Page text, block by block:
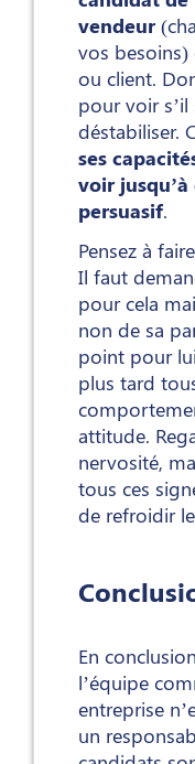
vendeur
vos besoins)
ou client.
pour voir s’il
déstabiliser.
ses
voir
persuasif.
Pensez à
Il faut
pour cela
non de sa
point pour
plus tard
attitude.
nervosité,
tous ces
de refroidir
En
l’équipe
entreprise
un